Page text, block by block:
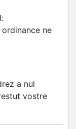
:
ne
a nul
vostre